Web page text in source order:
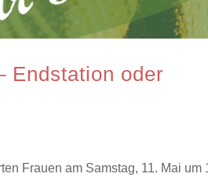
Endstation oder
Frauen am Samstag, 11. Mai um